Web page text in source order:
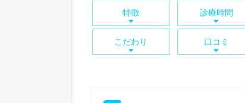
特徴 診療時間
こだわり 口コミ